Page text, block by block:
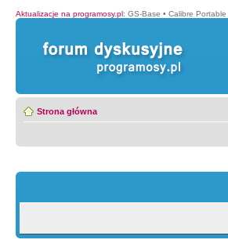
Aktualizacje na programosy.pl: GS-Base • Calibre Portable
Strona główna